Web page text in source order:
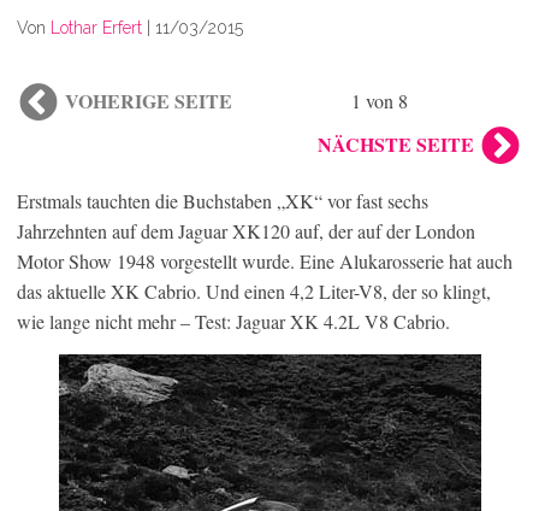
Von Lothar Erfert 11/03/2015
VOHERIGE SEITE 1 von 8
NÄCHSTE SEITE
Erstmals tauchten die Buchstaben „XK“ vor fast sechs
Jahrzehnten auf dem Jaguar XK120 auf, der auf der London
Motor Show 1948 vorgestellt wurde. Eine Alukarosserie hat auch
das aktuelle XK Cabrio. Und einen 4,2 Liter-V8, der so klingt,
wie lange nicht mehr – Test: Jaguar XK 4.2L V8 Cabrio.